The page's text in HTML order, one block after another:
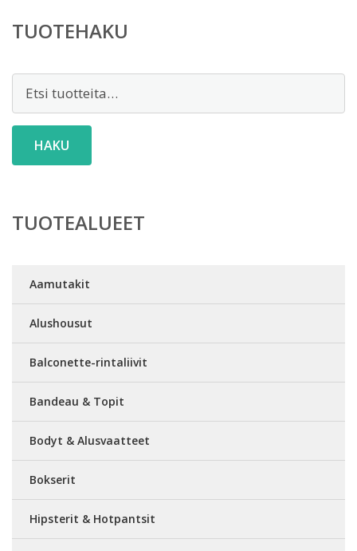
TUOTEHAKU
Etsi:
HAKU
TUOTEALUEET
Aamutakit
Alushousut
Balconette-rintaliivit
Bandeau & Topit
Bodyt & Alusvaatteet
Bokserit
Hipsterit & Hotpantsit